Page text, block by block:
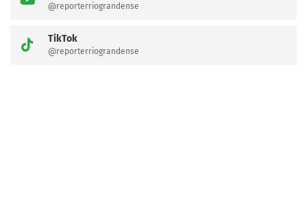
@reporterriograndense
TikTok
@reporterriograndense